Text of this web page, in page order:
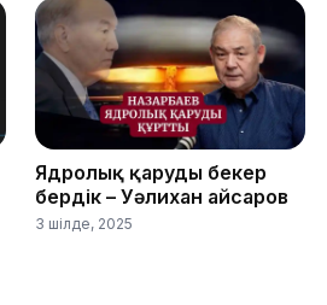
Ядролық қаруды бекер
бердік – Уәлихан Қайсаров
3 шілде, 2025